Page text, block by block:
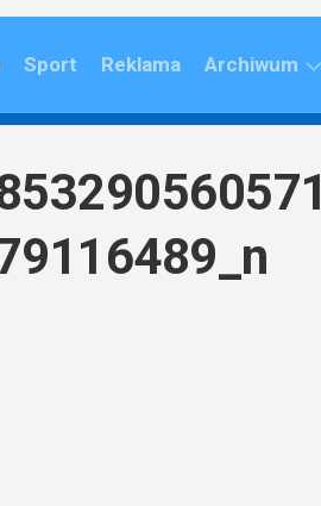
Sport Reklama Archiwum
2020)